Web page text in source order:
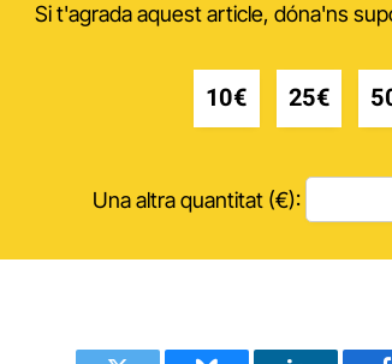
Si t'agrada aquest article, dóna'ns
10€ 25€
Una altra quantitat (€):